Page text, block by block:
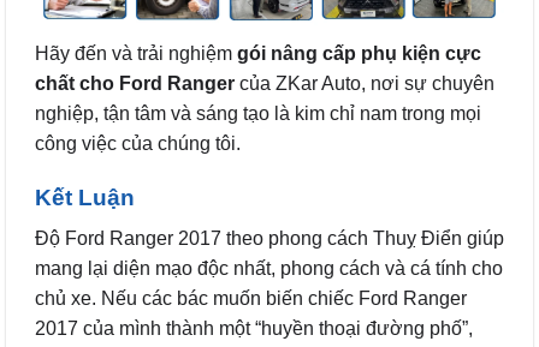
Hãy đến và trải nghiệm gói nâng cấp phụ kiện cực
chất cho Ford Ranger của ZKar Auto, nơi sự chuyên
nghiệp, tận tâm và sáng tạo là kim chỉ nam trong mọi
công việc của chúng tôi.
Kết Luận
Độ Ford Ranger 2017 theo phong cách Thuỵ Điển giúp
mang lại diện mạo độc nhất, phong cách và cá tính cho
chủ xe. Nếu các bác muốn biến chiếc Ford Ranger
2017 của mình thành một “huyền thoại đường phố”,